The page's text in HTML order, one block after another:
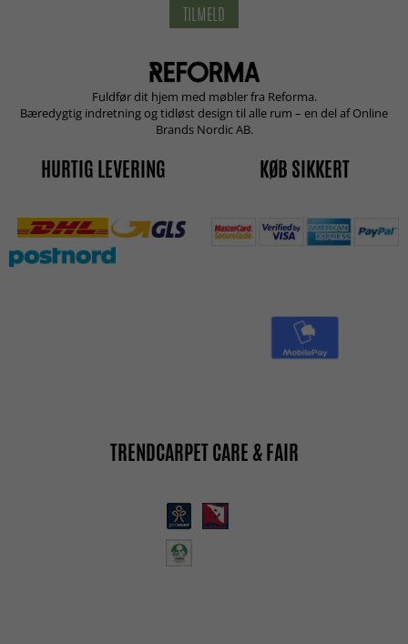
TILMELD
Fuldfør dit hjem med møbler fra Reforma.
Bæredygtig indretning og tidløst design til alle rum – en del af Online
Brands Nordic AB.
HURTIG LEVERING KØB SIKKERT
TRENDCARPET CARE & FAIR